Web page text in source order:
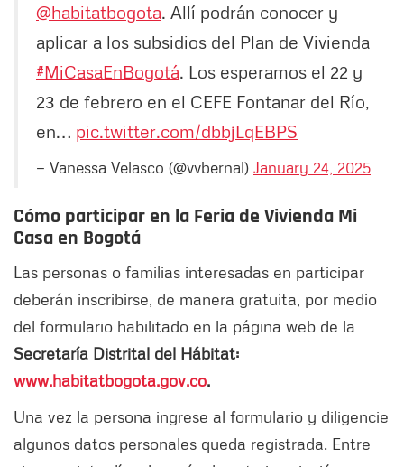
@habitatbogota. Allí podrán conocer y
aplicar a los subsidios del Plan de Vivienda
#MiCasaEnBogotá. Los esperamos el 22 y
23 de febrero en el CEFE Fontanar del Río,
en… pic.twitter.com/dbbjLqEBPS
— Vanessa Velasco (@vvbernal) January 24, 2025
Cómo participar en la Feria de Vivienda Mi
Casa en Bogotá
Las personas o familias interesadas en participar
deberán inscribirse, de manera gratuita, por medio
del formulario habilitado en la página web de la
Secretaría Distrital del Hábitat:
www.habitatbogota.gov.co.
Una vez la persona ingrese al formulario y diligencie
algunos datos personales queda registrada. Entre